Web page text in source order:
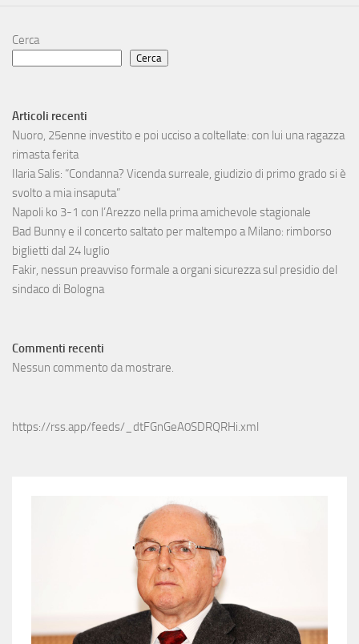
Cerca
Cerca
Articoli recenti
Nuoro, 25enne investito e poi ucciso a coltellate: con lui una ragazza
rimasta ferita
Ilaria Salis: “Condanna? Vicenda surreale, giudizio di primo grado si è
svolto a mia insaputa”
Napoli ko 3-1 con l’Arezzo nella prima amichevole stagionale
Bad Bunny e il concerto saltato per maltempo a Milano: rimborso
biglietti dal 24 luglio
Fakir, nessun preavviso formale a organi sicurezza sul presidio del
sindaco di Bologna
Commenti recenti
Nessun commento da mostrare.
https://rss.app/feeds/_dtFGnGeA0SDRQRHi.xml